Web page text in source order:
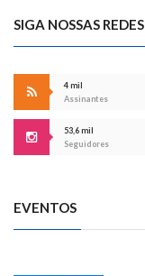
SIGA NOSSAS REDES
4 mil
Assinantes
53,6 mil
Seguidores
EVENTOS